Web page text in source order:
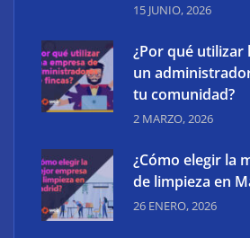
XCharge: cinco retos para la
15 JUNIO, 2026
¿Por qué utilizar
un
tu comunidad?
2 MARZO, 2026
¿Cómo elegir la
de limpieza en
26 ENERO, 2026